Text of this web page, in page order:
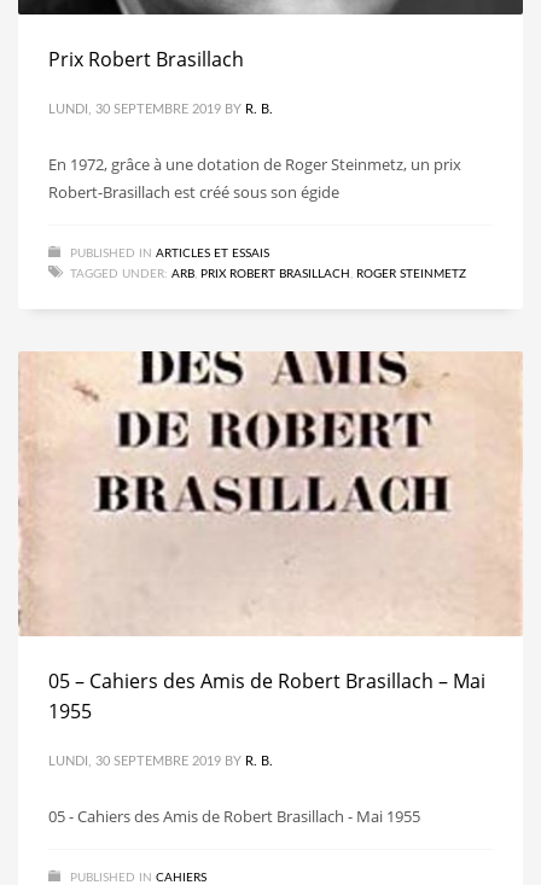
Prix Robert Brasillach
LUNDI, 30 SEPTEMBRE 2019 BY R. B.
En 1972, grâce à une dotation de Roger Steinmetz, un prix
Robert-Brasillach est créé sous son égide
PUBLISHED IN ARTICLES ET ESSAIS
TAGGED UNDER: ARB PRIX ROBERT BRASILLACH ROGER STEINMETZ
05 – Cahiers des Amis de Robert Brasillach – Mai
1955
LUNDI, 30 SEPTEMBRE 2019 BY R. B.
05 - Cahiers des Amis de Robert Brasillach - Mai 1955
PUBLISHED IN CAHIERS